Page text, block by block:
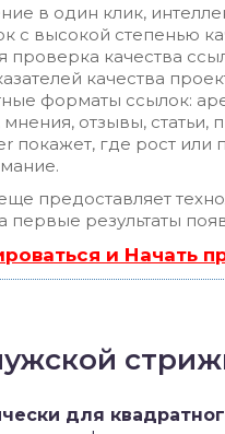
в один клик,
с высокой степенью
проверка качества
качества
форматы ссылок:
отзывы, статьи,
покажет, где рост или
предоставляет
первые результаты
и Начать
для